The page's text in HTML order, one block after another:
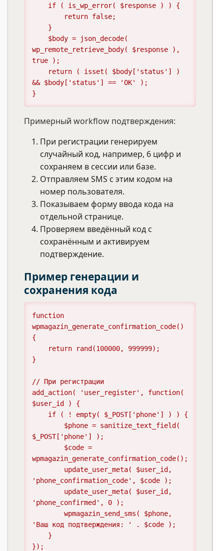
wp_remote_retrieve_body( $response ),
true );
&& $body['status'] == 'OK' );
}
Примерный workflow подтверждения:
При регистрации генерируем
случайный код, например, 6 цифр и
сохраняем в сессии или базе.
Отправляем SMS с этим кодом на
номер пользователя.
Показываем форму ввода кода на
отдельной странице.
Проверяем введённый код с
сохранённым и активируем
подтверждение.
Пример генерации и
сохранения кода
function
wpmagazin_generate_confirmation_code()
{
}
// При регистрации
add_action( 'user_register', function(
$user_id ) {
$_POST['phone'] );
wpmagazin_generate_confirmation_code();
'phone_confirmation_code', $code );
'phone_confirmed', 0 );
'Ваш код подтверждения: ' . $code );
});